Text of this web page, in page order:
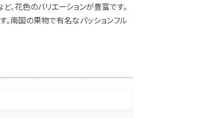
、花色のバリエーションが豊富です。
。南国の果物で有名なパッションフル